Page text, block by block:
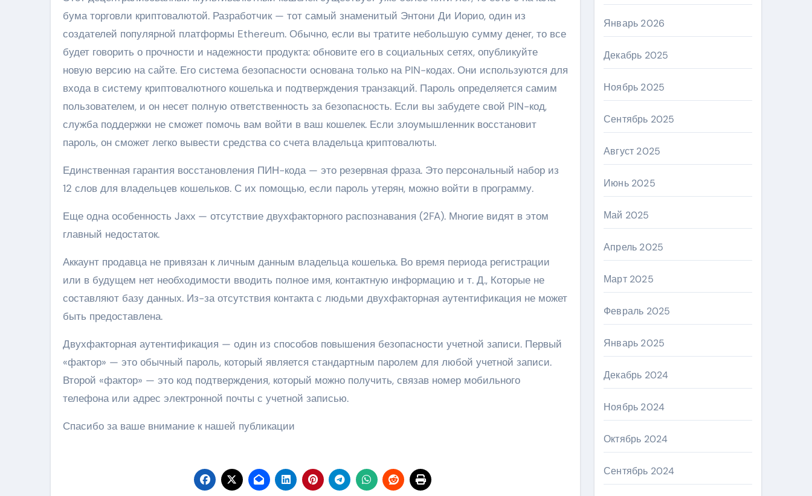
бума торговли криптовалютой. Разработчик — тот самый знаменитый Энтони Ди Иорио, один из
создателей популярной платформы Ethereum. Обычно, если вы тратите небольшую сумму денег, то все
будет говорить о прочности и надежности продукта: обновите его в социальных сетях, опубликуйте
новую версию на сайте. Его система безопасности основана только на PIN-кодах. Они используются для
входа в систему криптовалютного кошелька и подтверждения транзакций. Пароль определяется самим
пользователем, и он несет полную ответственность за безопасность. Если вы забудете свой PIN-код,
служба поддержки не сможет помочь вам войти в ваш кошелек. Если злоумышленник восстановит
пароль, он сможет легко вывести средства со счета владельца криптовалюты.
Единственная гарантия восстановления ПИН-кода — это резервная фраза. Это персональный набор из
12 слов для владельцев кошельков. С их помощью, если пароль утерян, можно войти в программу.
Еще одна особенность Jaxx — отсутствие двухфакторного распознавания (2FA). Многие видят в этом
главный недостаток.
Аккаунт продавца не привязан к личным данным владельца кошелька. Во время периода регистрации
или в будущем нет необходимости вводить полное имя, контактную информацию и т. Д., Которые не
составляют базу данных. Из-за отсутствия контакта с людьми двухфакторная аутентификация не может
быть предоставлена.
Двухфакторная аутентификация — один из способов повышения безопасности учетной записи. Первый
«фактор» — это обычный пароль, который является стандартным паролем для любой учетной записи.
Второй «фактор» — это код подтверждения, который можно получить, связав номер мобильного
телефона или адрес электронной почты с учетной записью.
Спасибо за ваше внимание к нашей публикации
Январь 2026
Декабрь 2025
Ноябрь 2025
Сентябрь 2025
Август 2025
Июнь 2025
Май 2025
Апрель 2025
Март 2025
Февраль 2025
Январь 2025
Декабрь 2024
Ноябрь 2024
Октябрь 2024
Сентябрь 2024